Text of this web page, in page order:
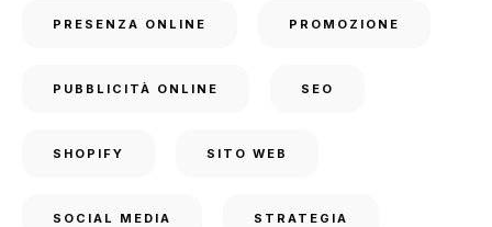
PRESENZA ONLINE PROMOZIONE
PUBBLICITÀ ONLINE SEO
SHOPIFY SITO WEB
SOCIAL MEDIA STRATEGIA